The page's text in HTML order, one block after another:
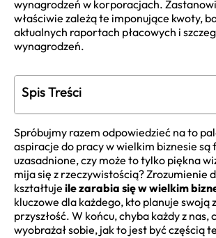
wynagrodzeń w korporacjach.
właściwie zależą te imponujące kwoty,
aktualnych raportach płacowych i
wynagrodzeń.
Spis Treści
Spróbujmy razem odpowiedzieć na to
aspiracje do pracy w wielkim biznesie są
uzasadnione, czy może to tylko piękna
mija się z rzeczywistością? Zrozumienie
kształtuje ile zarabia się w wielkim
kluczowe dla każdego, kto planuje swoją
przyszłość. W końcu, chyba każdy z nas,
wyobrażał sobie, jak to jest być częścią